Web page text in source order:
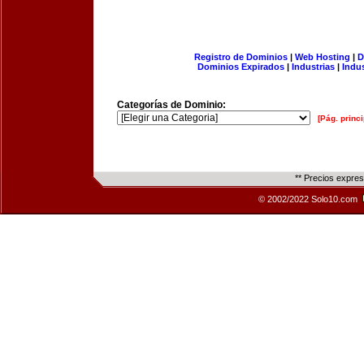
Registro de Dominios| Web Hosting |
Dominios Expirados | Industrias |
Categorías de Dominio:
[Pág.
** Precios
© 2002/2022 Solo10.com